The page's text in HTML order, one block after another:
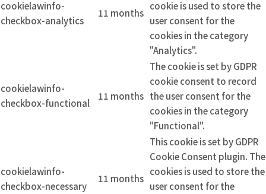
cookielawinfo-
checkbox-analytics
11 months
cookie is used to store the
user consent for the
cookies in the category
"Analytics".
cookielawinfo-
checkbox-functional
11 months
The cookie is set by GDPR
cookie consent to record
the user consent for the
cookies in the category
"Functional".
cookielawinfo-
checkbox-necessary
11 months
This cookie is set by GDPR
Cookie Consent plugin. The
cookies is used to store the
user consent for the